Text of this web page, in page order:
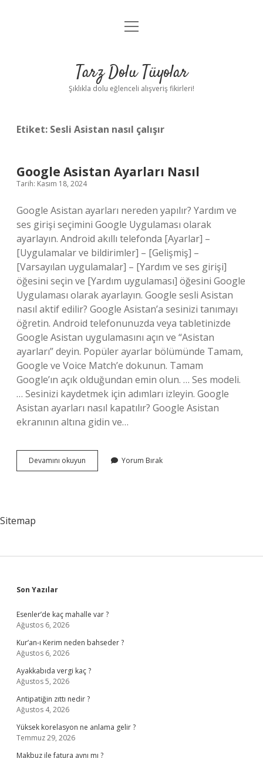
Anasayfa
Yasal Uyarı
menüyü
Tarz Dolu Tüyolar
Şıklıkla dolu eğlenceli alışveriş fikirleri!
Etiket: Sesli Asistan nasıl çalışır
Google Asistan Ayarları Nasıl
Tarih: Kasım 18, 2024
Google Asistan ayarları nereden yapılır? Yardım ve
ses girişi seçimini Google Uygulaması olarak
ayarlayın. Android akıllı telefonda [Ayarlar] –
[Uygulamalar ve bildirimler] – [Gelişmiş] –
[Varsayılan uygulamalar] – [Yardım ve ses girişi]
öğesini seçin ve [Yardım uygulaması] öğesini Google
Uygulaması olarak ayarlayın. Google sesli Asistan
nasıl aktif edilir? Google Asistan’a sesinizi tanımayı
öğretin. Android telefonunuzda veya tabletinizde
Google Asistan uygulamasını açın ve “Asistan
ayarları” deyin. Popüler ayarlar bölümünde Tamam,
Google ve Voice Match’e dokunun. Tamam
Google’ın açık olduğundan emin olun. … Ses modeli.
… Sesinizi kaydetmek için adımları izleyin. Google
Asistan ayarları nasıl kapatılır? Google Asistan
ekranının altına gidin ve…
Devamını okuyun
Asistan
Yorum Bırak
Sitemap
Sidebar
Son Yazılar
Esenler’de kaç mahalle var ?
Ağustos 6, 2026
Kur’an-ı Kerim neden bahseder ?
Ağustos 6, 2026
Ayakkabıda vergi kaç ?
Ağustos 5, 2026
Antipatiğin zıttı nedir ?
Ağustos 4, 2026
Yüksek korelasyon ne anlama gelir ?
Temmuz 29, 2026
Makbuz ile fatura aynı mı ?